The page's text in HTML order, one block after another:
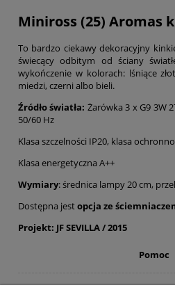
Miniross (25) Aromas
To bardzo ciekawy dekoracyjny
świecący odbitym od ściany
wykończenie w kolorach: lśniące
miedzi, czerni albo bieli.
Źródło światła: Żarówka 3 x G9 3W
50/60 Hz
Klasa szczelności IP20, klasa
Klasa energetyczna A++
Wymiary: średnica lampy 20 cm,
Dostępna jestopcja ze
Projekt: JF SEVILLA / 2015
Pomoc
Moje